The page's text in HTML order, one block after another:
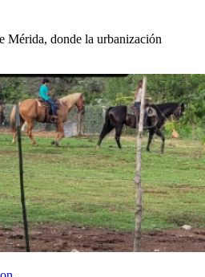
Mérida, donde la urbanización